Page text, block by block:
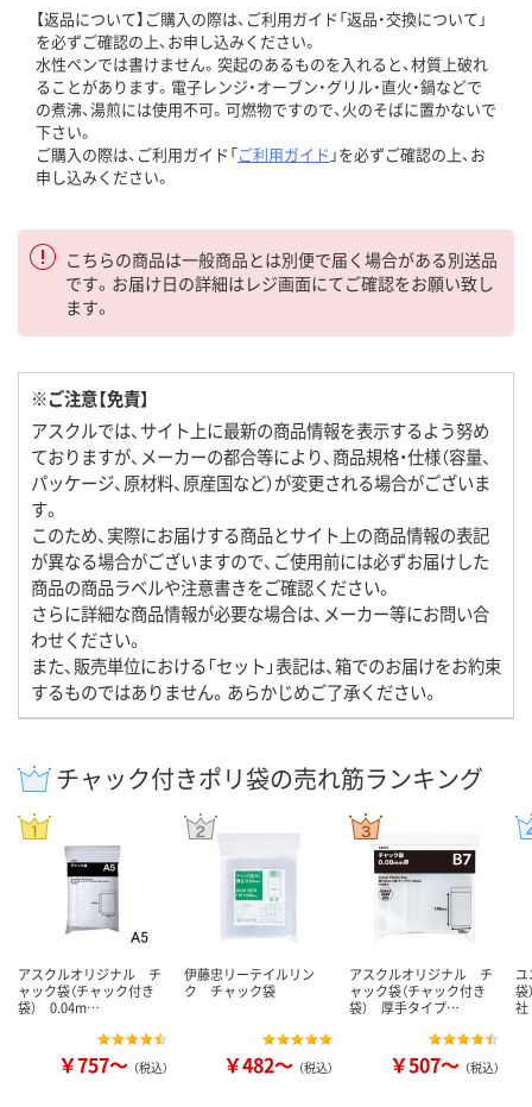
【返品について】ご購入の際は、ご利用ガイド「返品・交換について」
を必ずご確認の上、お申し込みください。
水性ペンでは書けません。突起のあるものを入れると、材質上破れ
ることがあります。電子レンジ・オーブン・グリル・直火・鍋などで
の煮沸、湯煎には使用不可。可燃物ですので、火のそばに置かないで
下さい。
ご購入の際は、ご利用ガイド「ご利用ガイド 」を必ずご確認の上、お
申し込みください。
こちらの商品は一般商品とは別便で届く場合がある別送品
です。お届け日の詳細はレジ画面にてご確認をお願い致し
ます。
※ご注意【免責】
アスクルでは、サイト上に最新の商品情報を表示するよう努め
ておりますが、メーカーの都合等により、商品規格・仕様（容量、
パッケージ、原材料、原産国など）が変更される場合がございま
す。
このため、実際にお届けする商品とサイト上の商品情報の表記
が異なる場合がございますので、ご使用前には必ずお届けした
商品の商品ラベルや注意書きをご確認ください。
さらに詳細な商品情報が必要な場合は、メーカー等にお問い合
わせください。
また、販売単位における「セット」表記は、箱でのお届けをお約束
するものではありません。あらかじめご了承ください。
チャック付きポリ袋の売れ筋ランキング
アスクルオリジナル チ
ャック袋（チャック付き
袋） 0.04m…
￥757～ （税込）
伊藤忠リーテイルリン
ク チャック袋
￥482～ （税込）
アスクルオリジナル チ
ャック袋（チャック付き
袋） 厚手タイプ…
￥507～ （税込）
ユ
袋